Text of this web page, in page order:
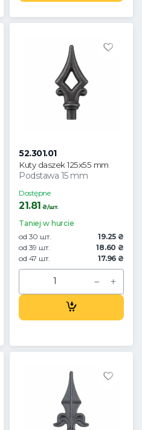
52.301.01
Kuty daszek 125x55 mm
Podstawa 15 mm
Dostępne
21.81 ₴/шт.
Taniej w hurcie
od 30 шт.
19.25 ₴
od 39 шт.
18.60 ₴
od 47 шт.
17.96 ₴